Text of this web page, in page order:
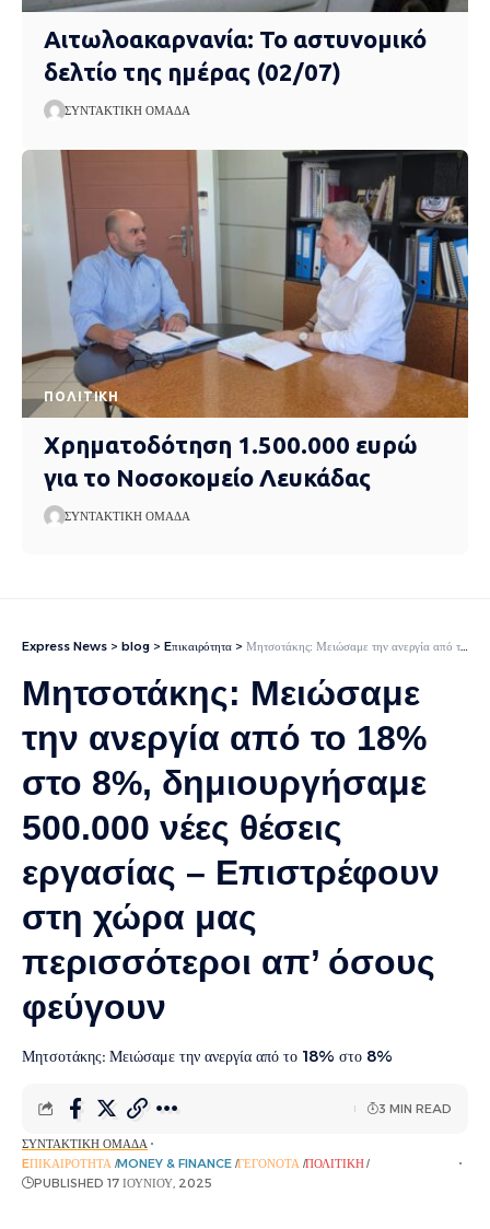
Αιτωλοακαρνανία: Το αστυνομικό
δελτίο της ημέρας (02/07)
ΣΥΝΤΑΚΤΙΚΉ ΟΜΆΔΑ
ΠΟΛΙΤΙΚΉ
Χρηματοδότηση 1.500.000 ευρώ
για το Νοσοκομείο Λευκάδας
ΣΥΝΤΑΚΤΙΚΉ ΟΜΆΔΑ
Express News > blog > Eπικαιρότητα > Μητσοτάκης: Μειώσαμε την ανεργία από το 18% στο 8%, δημιουργήσαμε 500.000 νέες θέσεις εργασίας – Επιστρέφουν στη χώρα μας περισσότεροι απ’ όσους φεύγουν
Μητσοτάκης: Μειώσαμε
την ανεργία από το 18%
στο 8%, δημιουργήσαμε
500.000 νέες θέσεις
εργασίας – Επιστρέφουν
στη χώρα μας
περισσότεροι απ’ όσους
φεύγουν
Μητσοτάκης: Μειώσαμε την ανεργία από το 18% στο 8%
ΣΥΝΤΑΚΤΙΚΉ ΟΜΆΔΑ
EΠΙΚΑΙΡΌΤΗΤΑ MONEY & FINANCE ΓΕΓΟΝΌΤΑ ΠΟΛΙΤΙΚΉ ΡΟΉ ΕΙΔΉΣΕΩΝ
PUBLISHED 17 ΙΟΥΝΊΟΥ, 2025
3 MIN READ